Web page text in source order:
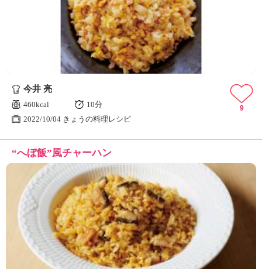
今井 亮
460kcal
10分
2022/10/04 きょうの料理レシピ
9
“へぼ飯”風チャーハン